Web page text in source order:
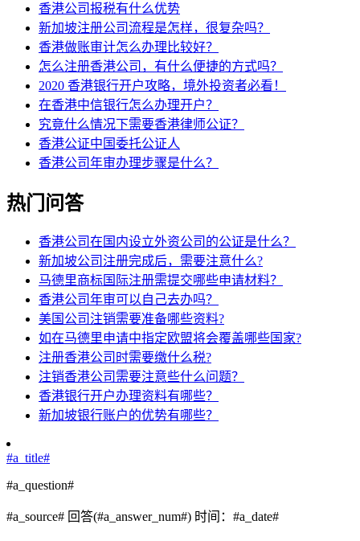
香港公司报税有什么优势
新加坡注册公司流程是怎样，很复杂吗？
香港做账审计怎么办理比较好？
怎么注册香港公司，有什么便捷的方式吗？
2020 香港银行开户攻略，境外投资者必看！
在香港中信银行怎么办理开户？
究竟什么情况下需要香港律师公证？
香港公证中国委托公证人
香港公司年审办理步骤是什么？
热门问答
香港公司在国内设立外资公司的公证是什么？
新加坡公司注册完成后，需要注意什么?
马德里商标国际注册需提交哪些申请材料？
香港公司年审可以自己去办吗？
美国公司注销需要准备哪些资料?
如在马德里申请中指定欧盟将会覆盖哪些国家?
注册香港公司时需要缴什么税?
注销香港公司需要注意些什么问题？
香港银行开户办理资料有哪些？
新加坡银行账户的优势有哪些？
#a_title#
#a_question#
#a_source# 回答(#a_answer_num#) 时间：#a_date#